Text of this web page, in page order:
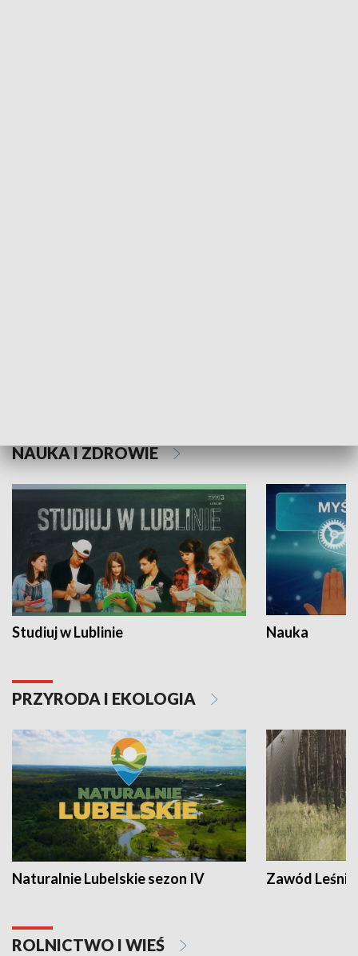
NAUKA I ZDROWIE
Studiuj w Lublinie Nauka
PRZYRODA I EKOLOGIA
Naturalnie Lubelskie sezon IV Zawód Leśnik
ROLNICTWO I WIEŚ